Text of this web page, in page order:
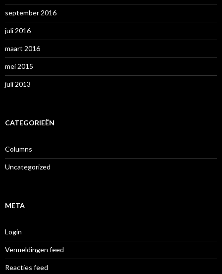
september 2016
juli 2016
maart 2016
mei 2015
juli 2013
CATEGORIEËN
Columns
Uncategorized
META
Login
Vermeldingen feed
Reacties feed